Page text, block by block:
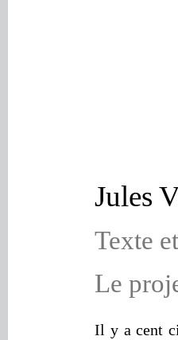
Jules
Texte
Le
Il y a cent